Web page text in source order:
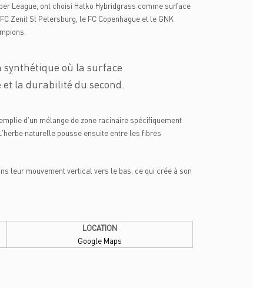
League, ont choisi Hatko Hybridgrass comme surface
Zenit St Petersburg, le FC Copenhague et le GNK
synthétique où la surface
la durabilité du second.
d'un mélange de zone racinaire spécifiquement
naturelle pousse ensuite entre les fibres
leur mouvement vertical vers le bas, ce qui crée à son
LOCATION
Google Maps